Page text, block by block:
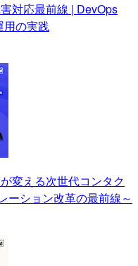
対応最前線 | DevOps
用の実践
変える次世代コンタク
ーション改革の最前線～